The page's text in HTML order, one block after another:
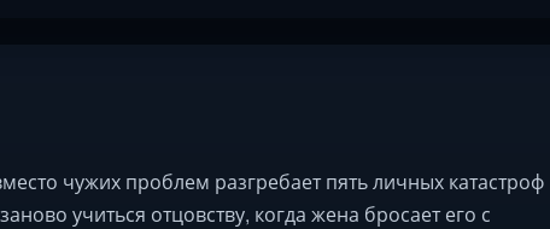
чужих проблем разгребает пять личных катастроф
учиться отцовству, когда жена бросает его с